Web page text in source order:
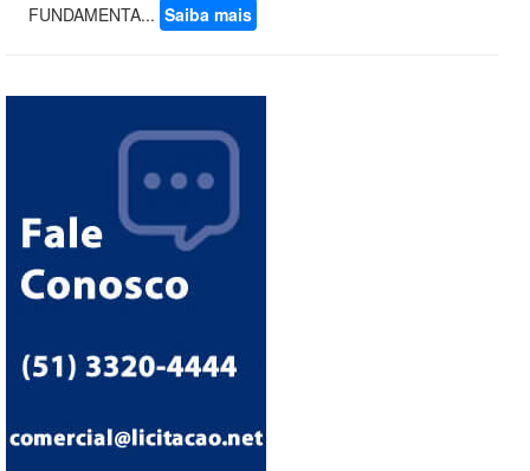
FUNDAMENTA... Saiba mais